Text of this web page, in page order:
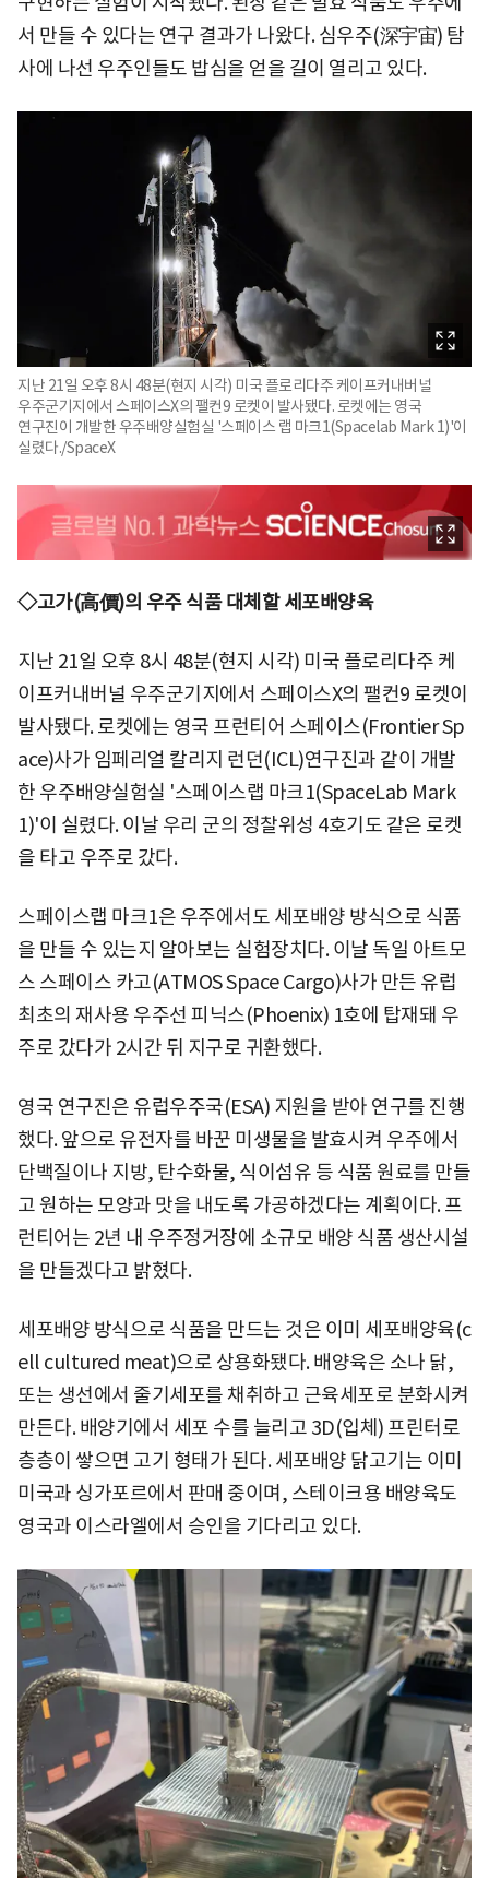
서 만들 수 있다는 연구 결과가 나왔다. 심우주(深宇宙) 탐
사에 나선 우주인들도 밥심을 얻을 길이 열리고 있다.
지난 21일 오후 8시 48분(현지 시각) 미국 플로리다주 케이프커내버널
우주군기지에서 스페이스X의 팰컨9 로켓이 발사됐다. 로켓에는 영국
연구진이 개발한 우주배양실험실 '스페이스 랩 마크1(Spacelab Mark 1)'이
실렸다./SpaceX
◇고가(高價)의 우주 식품 대체할 세포배양육
지난 21일 오후 8시 48분(현지 시각) 미국 플로리다주 케
이프커내버널 우주군기지에서 스페이스X의 팰컨9 로켓이
발사됐다. 로켓에는 영국 프런티어 스페이스(Frontier Sp
ace)사가 임페리얼 칼리지 런던(ICL)연구진과 같이 개발
한 우주배양실험실 '스페이스랩 마크1(SpaceLab Mark
1)'이 실렸다. 이날 우리 군의 정찰위성 4호기도 같은 로켓
을 타고 우주로 갔다.
스페이스랩 마크1은 우주에서도 세포배양 방식으로 식품
을 만들 수 있는지 알아보는 실험장치다. 이날 독일 아트모
스 스페이스 카고(ATMOS Space Cargo)사가 만든 유럽
최초의 재사용 우주선 피닉스(Phoenix) 1호에 탑재돼 우
주로 갔다가 2시간 뒤 지구로 귀환했다.
영국 연구진은 유럽우주국(ESA) 지원을 받아 연구를 진행
했다. 앞으로 유전자를 바꾼 미생물을 발효시켜 우주에서
단백질이나 지방, 탄수화물, 식이섬유 등 식품 원료를 만들
고 원하는 모양과 맛을 내도록 가공하겠다는 계획이다. 프
런티어는 2년 내 우주정거장에 소규모 배양 식품 생산시설
을 만들겠다고 밝혔다.
세포배양 방식으로 식품을 만드는 것은 이미 세포배양육(c
ell cultured meat)으로 상용화됐다. 배양육은 소나 닭,
또는 생선에서 줄기세포를 채취하고 근육세포로 분화시켜
만든다. 배양기에서 세포 수를 늘리고 3D(입체) 프린터로
층층이 쌓으면 고기 형태가 된다. 세포배양 닭고기는 이미
미국과 싱가포르에서 판매 중이며, 스테이크용 배양육도
영국과 이스라엘에서 승인을 기다리고 있다.